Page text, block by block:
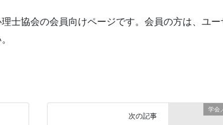
士協会の会員向けページです。会員の方は、ユー
学会
次の記事